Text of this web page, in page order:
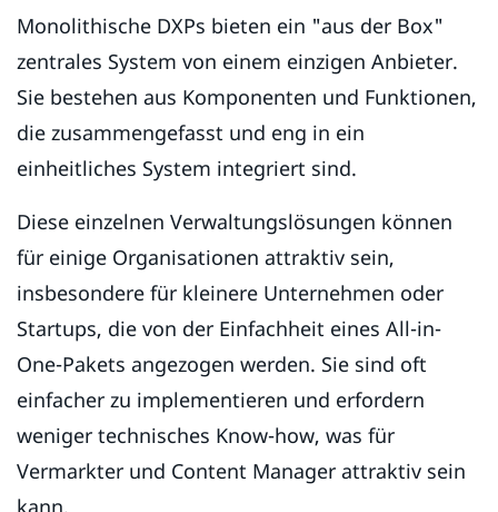
Monolithische DXPs bieten ein "aus der Box"
zentrales System von einem einzigen Anbieter.
Sie bestehen aus Komponenten und Funktionen,
die zusammengefasst und eng in ein
einheitliches System integriert sind.
Diese einzelnen Verwaltungslösungen können
für einige Organisationen attraktiv sein,
insbesondere für kleinere Unternehmen oder
Startups, die von der Einfachheit eines All-in-
One-Pakets angezogen werden. Sie sind oft
einfacher zu implementieren und erfordern
weniger technisches Know-how, was für
Vermarkter und Content Manager attraktiv sein
kann.